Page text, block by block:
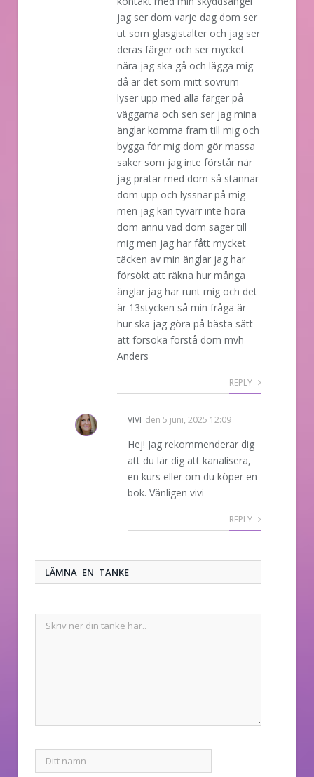
jag ser dom varje dag dom ser
ut som glasgistalter och jag ser
deras färger och ser mycket
nära jag ska gå och lägga mig
då är det som mitt sovrum
lyser upp med alla färger på
väggarna och sen ser jag mina
änglar komma fram till mig och
bygga för mig dom gör massa
saker som jag inte förstår när
jag pratar med dom så stannar
dom upp och lyssnar på mig
men jag kan tyvärr inte höra
dom ännu vad dom säger till
mig men jag har fått mycket
täcken av min änglar jag har
försökt att räkna hur många
änglar jag har runt mig och det
är 13stycken så min fråga är
hur ska jag göra på bästa sätt
att försöka förstå dom mvh
Anders
REPLY
VIVI den 5 juni, 2025 12:09
Hej! Jag rekommenderar dig
att du lär dig att kanalisera,
en kurs eller om du köper en
bok. Vänligen vivi
REPLY
LÄMNA EN TANKE